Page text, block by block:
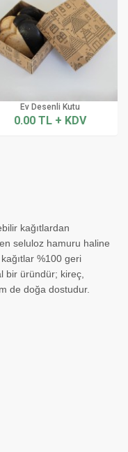
Ev Desenli Kutu
0.00 TL + KDV
kağıtlardan
seluloz hamuru haline
%100 geri
bir üründür; kireç,
de doğa dostudur.